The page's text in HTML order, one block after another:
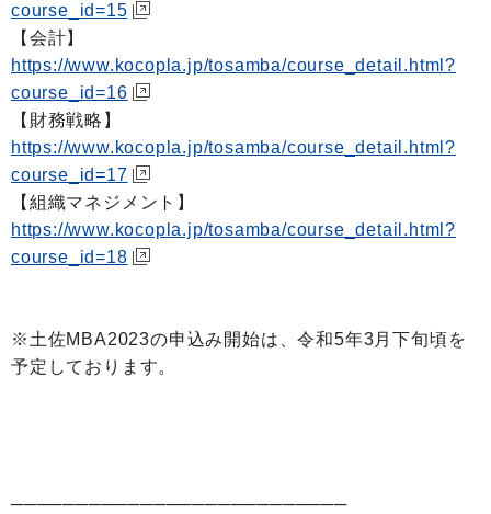
course_id=15
【会計】
https://www.kocopla.jp/tosamba/course_detail.html?
course_id=16
【財務戦略】
https://www.kocopla.jp/tosamba/course_detail.html?
course_id=17
【組織マネジメント】
https://www.kocopla.jp/tosamba/course_detail.html?
course_id=18
※土佐MBA2023の申込み開始は、令和5年3月下旬頃を
予定しております。
──────────────────────────